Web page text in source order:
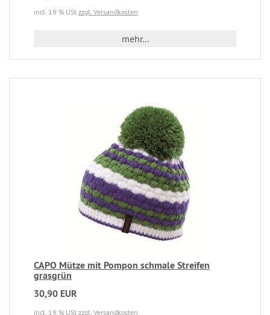
incl. 19 % USt zzgl. Versandkosten
mehr...
CAPO Mütze mit Pompon schmale Streifen
grasgrün
30,90 EUR
incl. 19 % USt zzgl. Versandkosten